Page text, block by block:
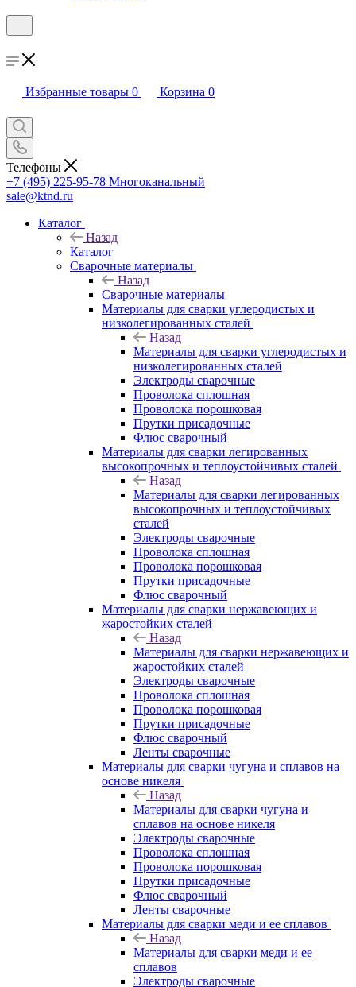
Избранные товары 0 Корзина 0
Телефоны
+7 (495) 225-95-78 Многоканальный
sale@ktnd.ru
Каталог
Назад
Каталог
Сварочные материалы
Назад
Сварочные материалы
Материалы для сварки углеродистых и
низколегированных сталей
Назад
Материалы для сварки углеродистых и
низколегированных сталей
Электроды сварочные
Проволока сплошная
Проволока порошковая
Прутки присадочные
Флюс сварочный
Материалы для сварки легированных
высокопрочных и теплоустойчивых сталей
Назад
Материалы для сварки легированных
высокопрочных и теплоустойчивых
сталей
Электроды сварочные
Проволока сплошная
Проволока порошковая
Прутки присадочные
Флюс сварочный
Материалы для сварки нержавеющих и
жаростойких сталей
Назад
Материалы для сварки нержавеющих и
жаростойких сталей
Электроды сварочные
Проволока сплошная
Проволока порошковая
Прутки присадочные
Флюс сварочный
Ленты сварочные
Материалы для сварки чугуна и сплавов на
основе никеля
Назад
Материалы для сварки чугуна и
сплавов на основе никеля
Электроды сварочные
Проволока сплошная
Проволока порошковая
Прутки присадочные
Флюс сварочный
Ленты сварочные
Материалы для сварки меди и ее сплавов
Назад
Материалы для сварки меди и ее
сплавов
Электроды сварочные